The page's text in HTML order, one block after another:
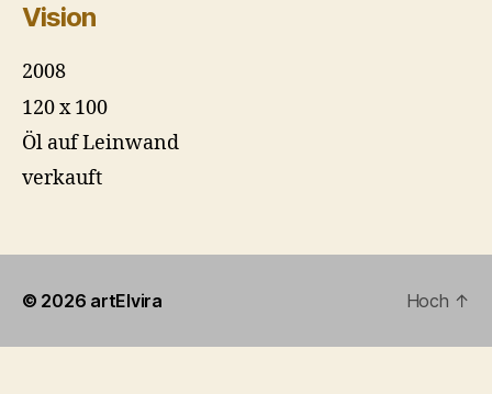
Vision
2008
120 x 100
Öl auf Leinwand
verkauft
© 2026 artElvira Hoch ↑